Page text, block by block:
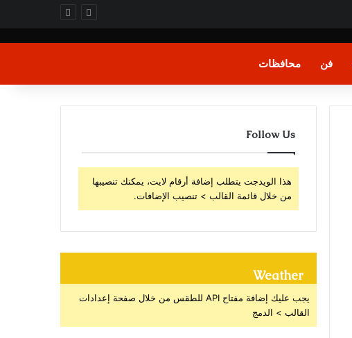
فن محافظات
Follow Us
هذا الويدجت يتطلب إضافة أرقام لايت، يمكنك تنصيبها
من خلال قائمة القالب > تنصيب الإضافات.
Weather
يجب عليك إضافة مفتاح API للطقس من خلال صفحة إعدادات
القالب > الدمج